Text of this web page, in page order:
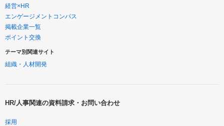
経営×HR
エンゲージメントコンパス
掲載企業一覧
ポイント交換
テーマ別関連サイト
組織・人材開発
HR/人事関連の資料請求・お問い合わせ
採用